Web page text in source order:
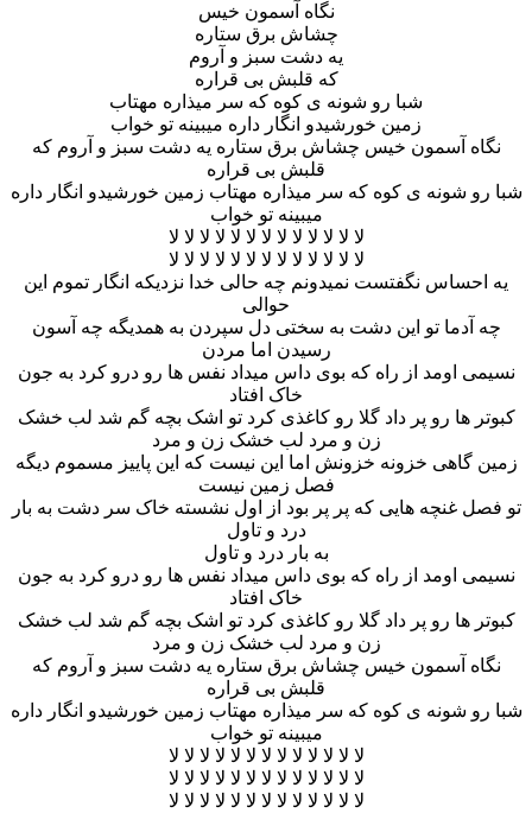
نگاه آسمون خیس
چشاش برق ستاره
یه دشت سبز و آروم
که قلبش بی قراره
شبا رو شونه ی کوه که سر میذاره مهتاب
زمین خورشیدو انگار داره میبینه تو خواب
نگاه آسمون خیس چشاش برق ستاره یه دشت سبز و آروم که
قلبش بی قراره
شبا رو شونه ی کوه که سر میذاره مهتاب زمین خورشیدو انگار داره
میبینه تو خواب
لا لا لا لا لا لا لا لا لا لا لا لا لا
لا لا لا لا لا لا لا لا لا لا لا لا لا
یه احساس نگفتست نمیدونم چه حالی خدا نزدیکه انگار تموم این
حوالی
چه آدما تو این دشت به سختی دل سپردن به همدیگه چه آسون
رسیدن اما مردن
نسیمی اومد از راه که بوی داس میداد نفس ها رو درو کرد به جون
خاک افتاد
کبوتر ها رو پر داد گلا رو کاغذی کرد تو اشک بچه گم شد لب خشک
زن و مرد لب خشک زن و مرد
زمین گاهی خزونه خزونش اما این نیست که این پاییز مسموم دیگه
فصل زمین نیست
تو فصل غنچه هایی که پر پر بود از اول نشسته خاک سر دشت به بار
درد و تاول
به بار درد و تاول
نسیمی اومد از راه که بوی داس میداد نفس ها رو درو کرد به جون
خاک افتاد
کبوتر ها رو پر داد گلا رو کاغذی کرد تو اشک بچه گم شد لب خشک
زن و مرد لب خشک زن و مرد
نگاه آسمون خیس چشاش برق ستاره یه دشت سبز و آروم که
قلبش بی قراره
شبا رو شونه ی کوه که سر میذاره مهتاب زمین خورشیدو انگار داره
میبینه تو خواب
لا لا لا لا لا لا لا لا لا لا لا لا لا
لا لا لا لا لا لا لا لا لا لا لا لا لا
لا لا لا لا لا لا لا لا لا لا لا لا لا